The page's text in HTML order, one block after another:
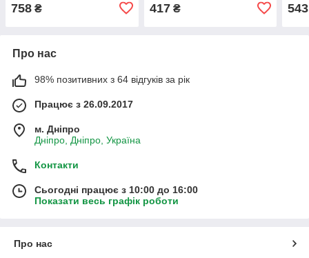
66012)
758 ₴ 417₴
(18-
543
Про нас
98% позитивних з 64 відгуків за рік
Працює з 26.09.2017
м. Дніпро
Дніпро, Дніпро, Україна
Контакти
Сьогодні працює з 10:00 до 16:00
Показати весь графік роботи
Про нас